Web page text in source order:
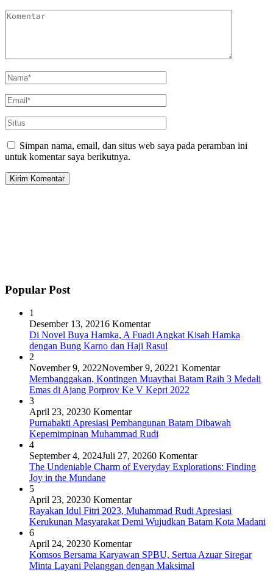
Simpan nama, email, dan situs web saya pada peramban ini
untuk komentar saya berikutnya.
Popular Post
1
Desember 13, 20216 Komentar
Di Novel Buya Hamka, A Fuadi Angkat Kisah Hamka
dengan Bung Karno dan Haji Rasul
2
November 9, 2022November 9, 20221 Komentar
Membanggakan, Kontingen Muaythai Batam Raih 3 Medali
Emas di Ajang Porprov Ke V Kepri 2022
3
April 23, 20230 Komentar
Purnabakti Apresiasi Pembangunan Batam Dibawah
Kepemimpinan Muhammad Rudi
4
September 4, 2024Juli 27, 20260 Komentar
The Undeniable Charm of Everyday Explorations: Finding
Joy in the Mundane
5
April 23, 20230 Komentar
Rayakan Idul Fitri 2023, Muhammad Rudi Apresiasi
Kerukunan Masyarakat Demi Wujudkan Batam Kota Madani
6
April 24, 20230 Komentar
Komsos Bersama Karyawan SPBU, Sertua Azuar Siregar
Minta Layani Pelanggan dengan Maksimal